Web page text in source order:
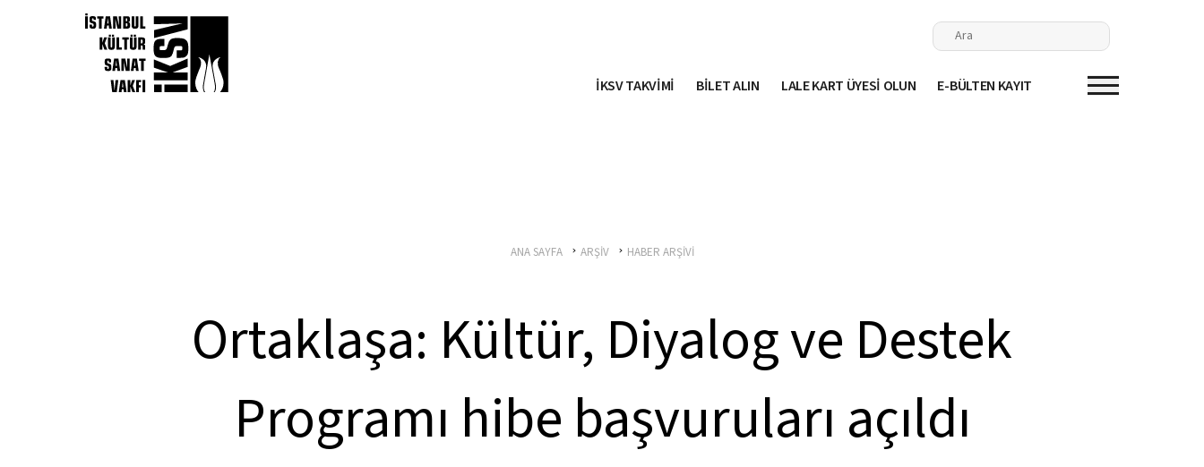
İKSV TAKVİMİ BİLET ALIN LALE KART ÜYESİ OLUN E-BÜLTEN KAYIT
ANA SAYFA ARŞİV HABER ARŞİVİ
Ortaklaşa: Kültür, Diyalog ve Destek
Programı hibe başvuruları açıldı